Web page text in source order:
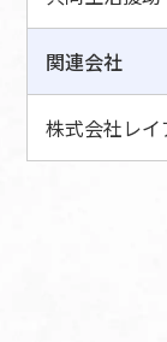
関連会社
株式会社レ